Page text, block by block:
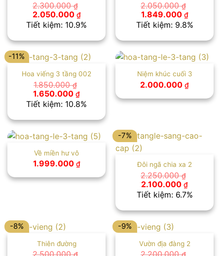
2.300.000₫
Giá
gốc
là:
2.050.000 ₫Giá
hiện
tại
2.050.000 ₫.
Tiết kiệm: 10.9%
2.050.000₫
Giá
gốc
là:
1.849.000 ₫Giá
hiện
tại
Tiết kiệm: 9.8%
-11%
Hoa viếng 3 tầng 002
1.850.000₫
Giá
gốc
là:
1.650.000 ₫Giá
hiện
tại
1.650.000 ₫.
Tiết kiệm: 10.8%
Niệm khúc cuối 3
2.000.000 ₫
Về miền hư vô
1.999.000 ₫
-7%
Đôi ngã chia xa 2
2.250.000₫
Giá
gốc
là:
2.100.000 ₫Giá
hiện
tại
Tiết kiệm: 6.7%
-8%
Thiên đường
-9%
Vườn địa đàng 2